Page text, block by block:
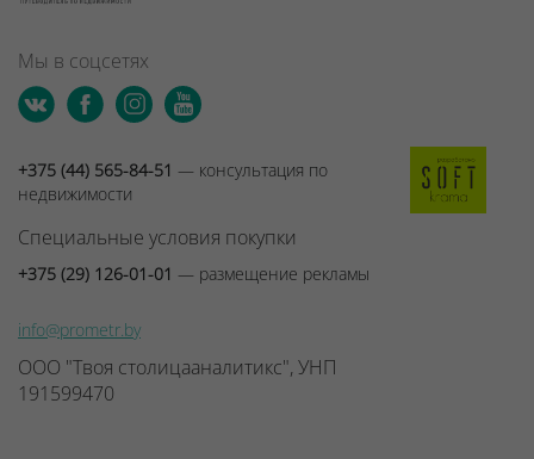
Мы в соцсетях
+375 (44) 565-84-51 — консультация по
недвижимости
Специальные условия покупки
+375 (29) 126-01-01 — размещение рекламы
info@prometr.by
ООО "Твоя столицааналитикс", УНП
191599470